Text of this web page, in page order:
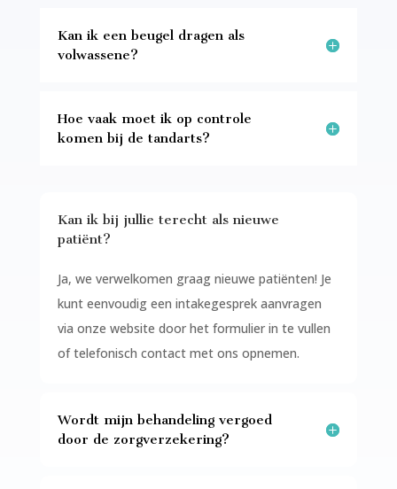
Kan ik een beugel dragen als
volwassene?
Hoe vaak moet ik op controle
komen bij de tandarts?
Kan ik bij jullie terecht als nieuwe
patiënt?
Ja, we verwelkomen graag nieuwe patiënten! Je
kunt eenvoudig een intakegesprek aanvragen
via onze website door het formulier in te vullen
of telefonisch contact met ons opnemen.
Wordt mijn behandeling vergoed
door de zorgverzekering?